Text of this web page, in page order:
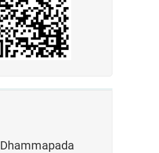
Dhammapada